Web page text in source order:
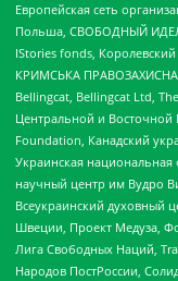
Европейская сеть
Польша, СВОБОДНЫЙ
IStories fonds,
КРИМСЬКА ПРАВОЗАХИСНА
Bellingcat, Bellingcat Ltd,
Центральной и
Foundation, Канадский
Украинская
научный центр им Вудро
Всеукраинский духовный
Швеции, Проект Медуза,
Лига Свободных Наций,
Народов ПостРоссии,